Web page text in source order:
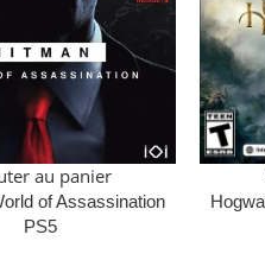
au panier
of Assassination
PS5